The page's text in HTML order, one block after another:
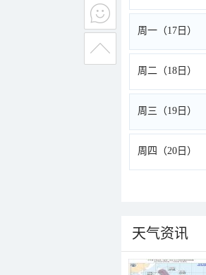
周一（17日）
周二（18日）
周三（19日）
周四（20日）
天气资讯